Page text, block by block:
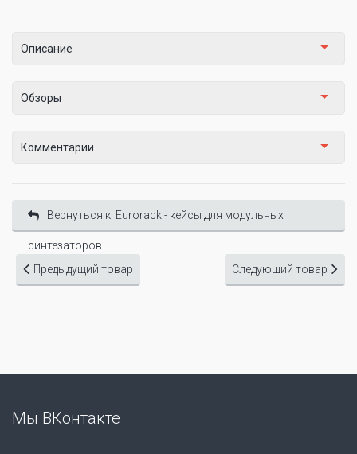
Описание
Обзоры
Комментарии
Вернуться к: Eurorack - кейсы для модульных
синтезаторов
Предыдущий товар
Следующий товар
Мы ВКонтакте